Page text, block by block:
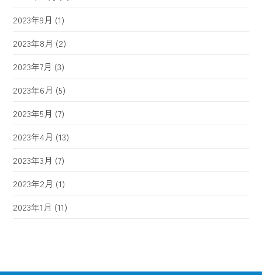
2023年9月 (1)
2023年8月 (2)
2023年7月 (3)
2023年6月 (5)
2023年5月 (7)
2023年4月 (13)
2023年3月 (7)
2023年2月 (1)
2023年1月 (11)